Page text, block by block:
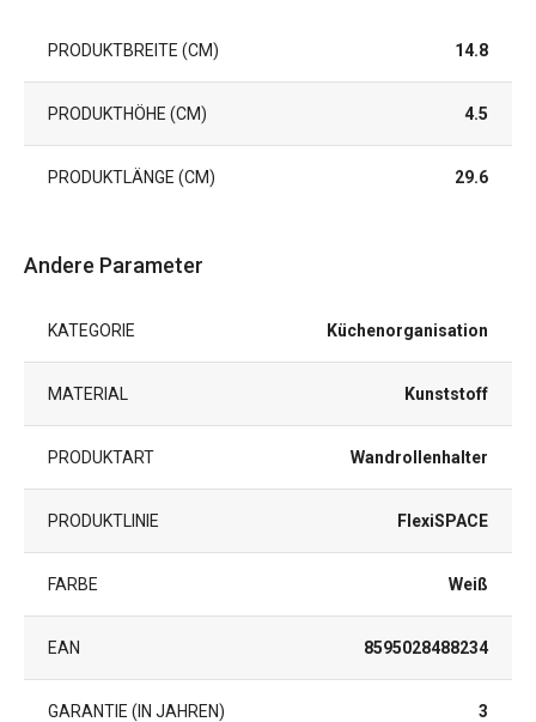
PRODUKTBREITE (CM) 14.8
PRODUKTHÖHE (CM) 4.5
PRODUKTLÄNGE (CM) 29.6
Andere Parameter
KATEGORIE Küchenorganisation
MATERIAL Kunststoff
PRODUKTART Wandrollenhalter
PRODUKTLINIE FlexiSPACE
FARBE Weiß
EAN 8595028488234
GARANTIE (IN JAHREN) 3